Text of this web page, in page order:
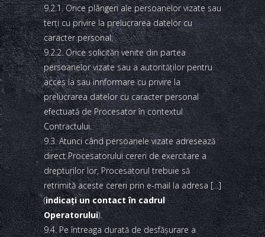
9.2.1. Orice plângeri ale persoanelor vizate sau
terţi cu privire la prelucrarea datelor cu
caracter personal.
9.2.2. Orice solicitări venite din partea
persoanelor vizate sau a autorităţilor pentru
acces la sau innformare cu privire la
prelucrarea datelor cu caracter personal
efectuată de Procesator în contextul
Contractului.
9.3. Atunci când persoanele vizate adresează
direct Procesatorului cereri de exercitare a
drepturilor lor, Procesatorul trebuie să
retrimită aceste cereri prin e-mail la adresa […]
(indicaţi un contact în cadrul
Operatorului).
9.4. Pe întreaga durată de desfăşurare a